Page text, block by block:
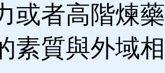
或者高階煉
素質與外域